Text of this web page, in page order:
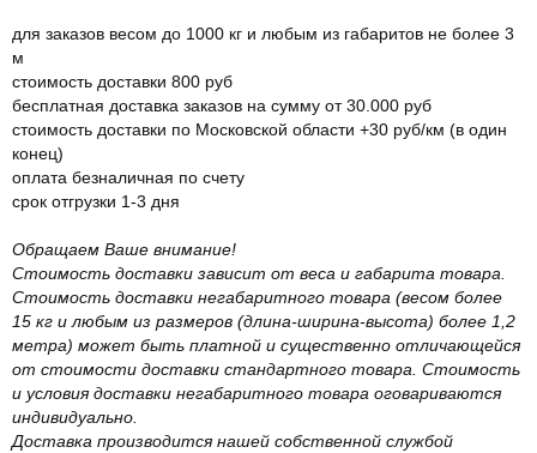
для заказов весом до 1000 кг и любым из габаритов не более 3
м
стоимость доставки 800 руб
бесплатная доставка заказов на сумму от 30.000 руб
стоимость доставки по Московской области +30 руб/км (в один
конец)
оплата безналичная по счету
срок отгрузки 1-3 дня
Обращаем Ваше внимание!
Стоимость доставки зависит от веса и габарита товара.
Стоимость доставки негабаритного товара (весом более
15 кг и любым из размеров (длина-ширина-высота) более 1,2
метра) может быть платной и существенно отличающейся
от стоимости доставки стандартного товара. Стоимость
и условия доставки негабаритного товара оговариваются
индивидуально.
Доставка производится нашей собственной службой